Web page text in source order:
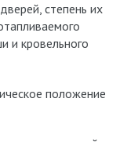
степень их
и кровельного
положение